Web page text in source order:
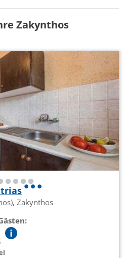
Zakynthos
Zakynthos